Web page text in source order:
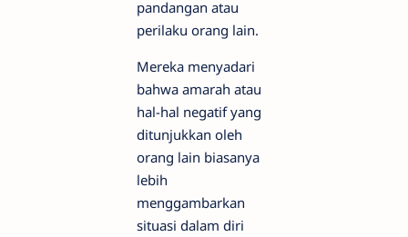
pandangan atau
perilaku orang lain.
Mereka menyadari
bahwa amarah atau
hal-hal negatif yang
ditunjukkan oleh
orang lain biasanya
lebih
menggambarkan
situasi dalam diri